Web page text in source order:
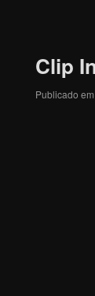
Clip
Publicado em